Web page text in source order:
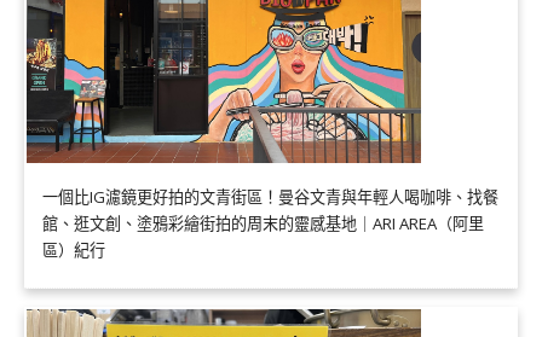
一個比IG濾鏡更好拍的文青街區！曼谷文青與年輕人喝咖啡、找餐
館、逛文創、塗鴉彩繪街拍的周末的靈感基地｜ARI AREA（阿里
區）紀行